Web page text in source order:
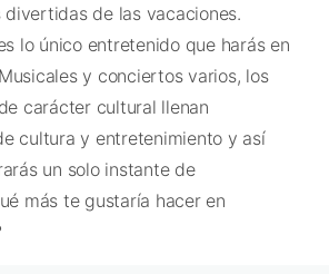
divertidas de las vacaciones.
lo único entretenido que harás en
y conciertos varios, los
carácter cultural llenan
cultura y entretenimiento y así
un solo instante de
más te gustaría hacer en